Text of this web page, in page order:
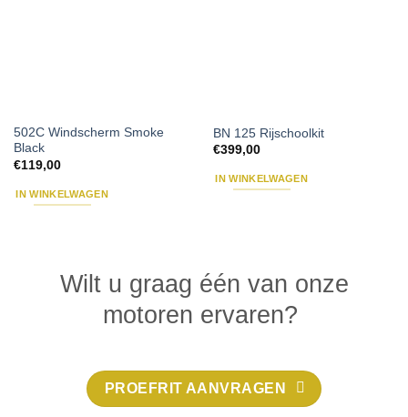
502C Windscherm Smoke
Black
€119,00
IN WINKELWAGEN
BN 125 Rijschoolkit
€399,00
IN WINKELWAGEN
Wilt u graag één van onze
motoren ervaren?
PROEFRIT AANVRAGEN